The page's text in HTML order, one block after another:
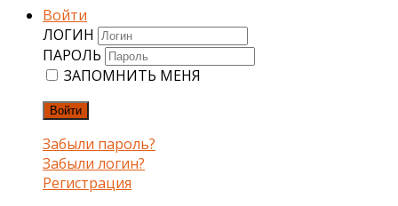
Войти
ЛОГИН
ПАРОЛЬ
ЗАПОМНИТЬ МЕНЯ
Войти
Забыли пароль?
Забыли логин?
Регистрация